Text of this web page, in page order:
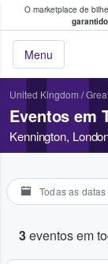
O marketplace de
Menu
fãs
United Kingdom /
Eventos em
Kennington,
Todas as datas
3eventos em